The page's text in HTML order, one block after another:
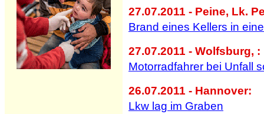
27.07.2011 - Peine, Lk.
Brand eines Kellers in
27.07.2011 - Wolfsburg, :
Motorradfahrer bei Unfall
26.07.2011 - Hannover:
Lkw lag im Graben